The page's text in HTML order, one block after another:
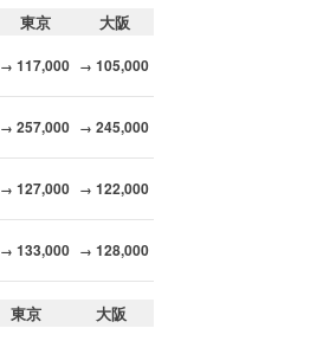
東京
大阪
→ 117,000 → 105,000
→ 257,000 → 245,000
→ 127,000 → 122,000
→ 133,000 → 128,000
東京
大阪